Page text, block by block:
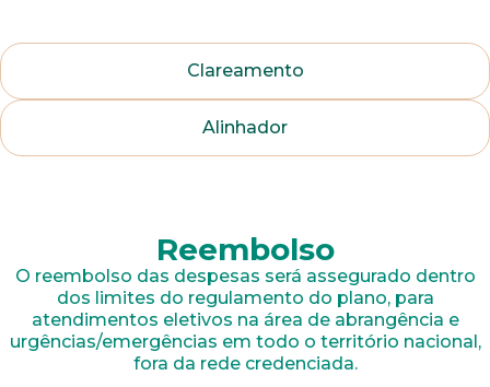
Clareamento
Alinhador
Reembolso
O reembolso das despesas será assegurado dentro
dos limites do regulamento do plano, para
atendimentos eletivos na área de abrangência e
urgências/emergências em todo o território nacional,
fora da rede credenciada.
Faça parte de uma instituição sólida, ética e
comprometida com o bem-estar dos seus
colaboradores. Preencha todos os dados abaixo e
anexe seu currículo.
E-mail*